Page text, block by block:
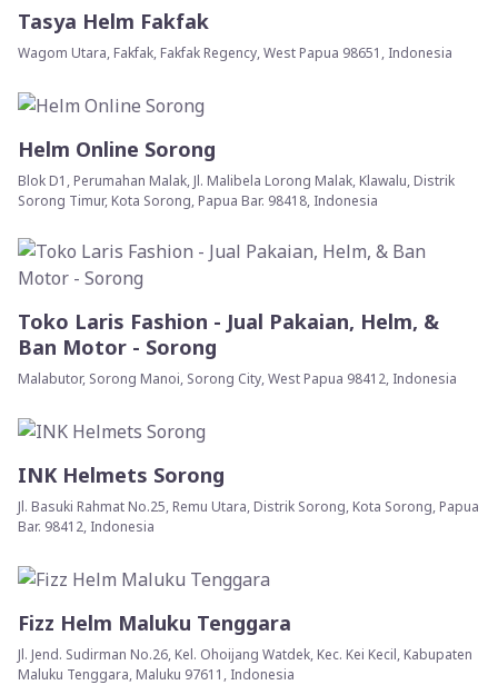
Tasya Helm Fakfak
Wagom Utara, Fakfak, Fakfak Regency, West Papua 98651, Indonesia
Helm Online Sorong
Blok D1, Perumahan Malak, Jl. Malibela Lorong Malak, Klawalu, Distrik
Sorong Timur, Kota Sorong, Papua Bar. 98418, Indonesia
Toko Laris Fashion - Jual Pakaian, Helm, &
Ban Motor - Sorong
Malabutor, Sorong Manoi, Sorong City, West Papua 98412, Indonesia
INK Helmets Sorong
Jl. Basuki Rahmat No.25, Remu Utara, Distrik Sorong, Kota Sorong, Papua
Bar. 98412, Indonesia
Fizz Helm Maluku Tenggara
Jl. Jend. Sudirman No.26, Kel. Ohoijang Watdek, Kec. Kei Kecil, Kabupaten
Maluku Tenggara, Maluku 97611, Indonesia